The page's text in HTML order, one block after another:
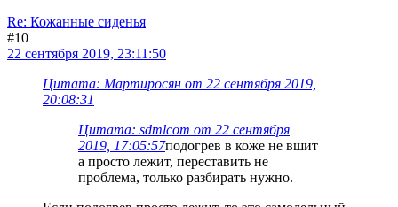
Re: Кожанные сиденья
#10
22 сентября 2019, 23:11:50
Цитата: Мартиросян от 22 сентября 2019,
20:08:31
Цитата: sdmlcom от 22 сентября
2019, 17:05:57подогрев в коже не вшит
а просто лежит, переставить не
проблема, только разбирать нужно.